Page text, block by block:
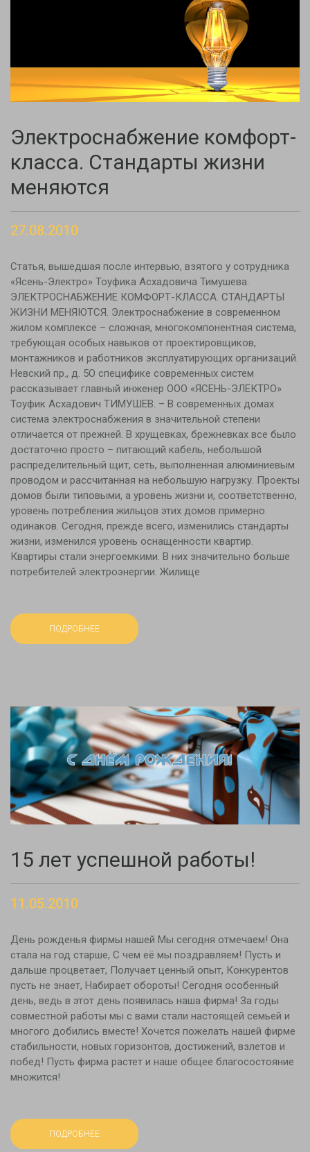
Электроснабжение комфорт-
класса. Стандарты жизни
меняются
27.08.2010
Статья, вышедшая после интервью, взятого у сотрудника
«Ясень-Электро» Тоуфика Асхадовича Тимушева.
ЭЛЕКТРОСНАБЖЕНИЕ КОМФОРТ-КЛАССА. СТАНДАРТЫ
ЖИЗНИ МЕНЯЮТСЯ. Электроснабжение в современном
жилом комплексе – сложная, многокомпонентная система,
требующая особых навыков от проектировщиков,
монтажников и работников эксплуатирующих организаций.
Невский пр., д. 5О специфике современных систем
рассказывает главный инженер ООО «ЯСЕНЬ-ЭЛЕКТРО»
Тоуфик Асхадович ТИМУШЕВ. – В современных домах
система электроснабжения в значительной степени
отличается от прежней. В хрущевках, брежневках все было
достаточно просто – питающий кабель, небольшой
распределительный щит, сеть, выполненная алюминиевым
проводом и рассчитанная на небольшую нагрузку. Проекты
домов были типовыми, а уровень жизни и, соответственно,
уровень потребления жильцов этих домов примерно
одинаков. Сегодня, прежде всего, изменились стандарты
жизни, изменился уровень оснащенности квартир.
Квартиры стали энергоемкими. В них значительно больше
потребителей электроэнергии. Жилище
ПОДРОБНЕЕ
15 лет успешной работы!
11.05.2010
День рожденья фирмы нашей Мы сегодня отмечаем! Она
стала на год старше, С чем её мы поздравляем! Пусть и
дальше процветает, Получает ценный опыт, Конкурентов
пусть не знает, Набирает обороты! Сегодня особенный
день, ведь в этот день появилась наша фирма! За годы
совместной работы мы с вами стали настоящей семьей и
многого добились вместе! Хочется пожелать нашей фирме
стабильности, новых горизонтов, достижений, взлетов и
побед! Пусть фирма растет и наше общее благосостояние
множится!
ПОДРОБНЕЕ